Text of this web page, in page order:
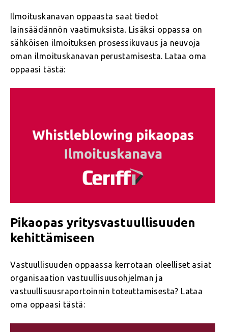
Ilmoituskanavan oppaasta saat tiedot
lainsäädännön vaatimuksista. Lisäksi oppassa on
sähköisen ilmoituksen prosessikuvaus ja neuvoja
oman ilmoituskanavan perustamisesta. Lataa oma
oppaasi tästä:
Pikaopas yritysvastuullisuuden
kehittämiseen
Vastuullisuuden oppaassa kerrotaan oleelliset asiat
organisaation vastuullisuusohjelman ja
vastuullisuusraportoinnin toteuttamisesta? Lataa
oma oppaasi tästä: